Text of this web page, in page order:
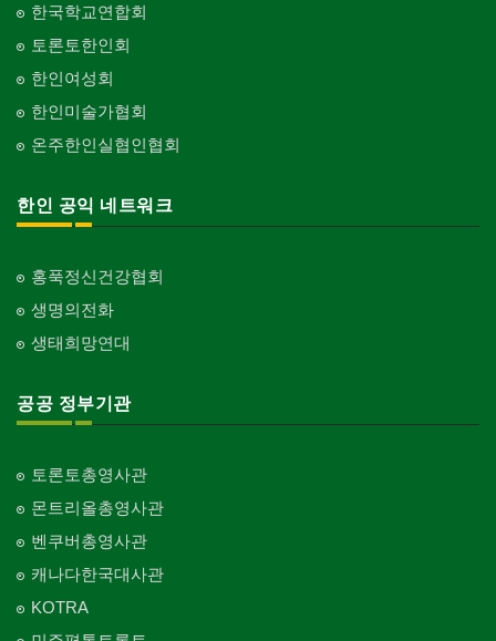
한국학교연합회
토론토한인회
한인여성회
한인미술가협회
온주한인실협인협회
한인 공익 네트워크
홍푹정신건강협회
생명의전화
생태희망연대
공공 정부기관
토론토총영사관
몬트리올총영사관
벤쿠버총영사관
캐나다한국대사관
KOTRA